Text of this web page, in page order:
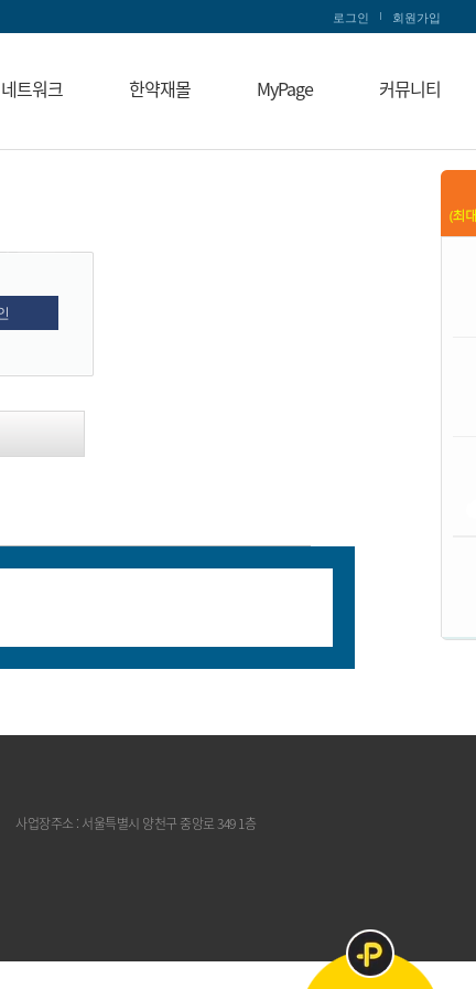
로그인 회원가입
네트워크 한약재몰 MyPage 커뮤니티
사업장주소 : 서울특별시 양천구 중앙로 349 1층